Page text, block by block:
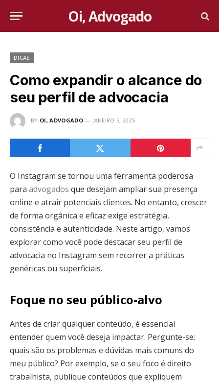
Oi, Advogado
DICAS
Como expandir o alcance do
seu perfil de advocacia
BY OI, ADVOGADO JANEIRO 5, 2025
O Instagram se tornou uma ferramenta poderosa
para advogados que desejam ampliar sua presença
online e atrair potenciais clientes. No entanto, crescer
de forma orgânica e eficaz exige estratégia,
consistência e autenticidade. Neste artigo, vamos
explorar como você pode destacar seu perfil de
advocacia no Instagram sem recorrer a práticas
genéricas ou superficiais.
Foque no seu público-alvo
Antes de criar qualquer conteúdo, é essencial
entender quem você deseja impactar. Pergunte-se:
quais são os problemas e dúvidas mais comuns do
meu público? Por exemplo, se o seu foco é direito
trabalhista, publique conteúdos que expliquem